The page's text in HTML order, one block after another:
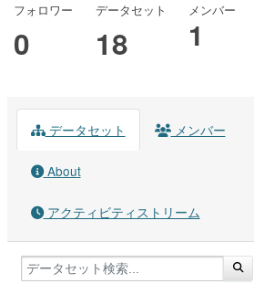
フォロワー
0
データセット
18
メンバー
1
データセット メンバー
About
アクティビティストリーム